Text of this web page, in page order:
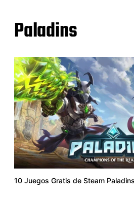
Paladins
10 Juegos Gratis de Steam Paladins